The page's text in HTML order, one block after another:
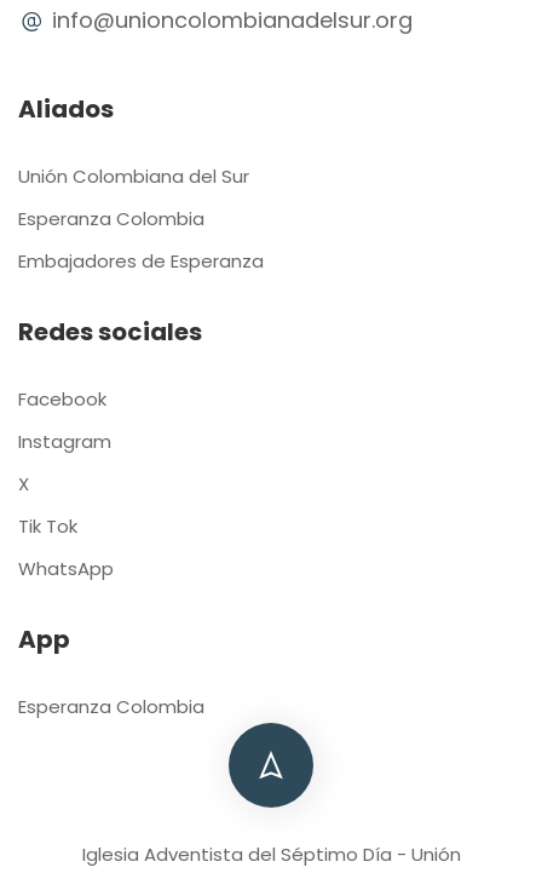
info@unioncolombianadelsur.org
Aliados
Unión Colombiana del Sur
Esperanza Colombia
Embajadores de Esperanza
Redes sociales
Facebook
Instagram
X
Tik Tok
WhatsApp
App
Esperanza Colombia
Iglesia Adventista del Séptimo Día - Unión